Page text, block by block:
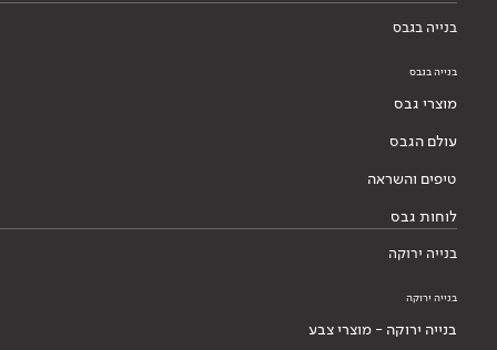
בנייה בגבס
בנייה בגבס
מוצרי גבס
עולם הגבס
טיפים והשראה
לוחות גבס
בנייה ירוקה
בנייה ירוקה
בנייה ירוקה - מוצרי צבע